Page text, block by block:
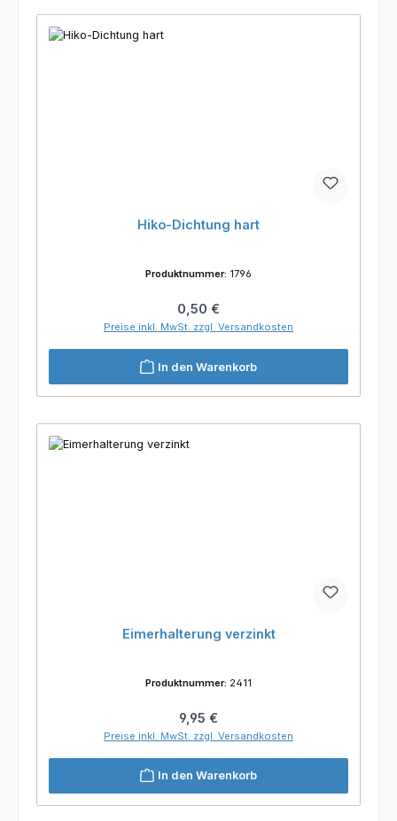
Hiko-Dichtung hart
Produktnummer: 1796
Regulärer Preis:
0,50 €
Preise inkl. MwSt. zzgl. Versandkosten
In den Warenkorb
Eimerhalterung verzinkt
Produktnummer: 2411
Regulärer Preis:
9,95 €
Preise inkl. MwSt. zzgl. Versandkosten
In den Warenkorb